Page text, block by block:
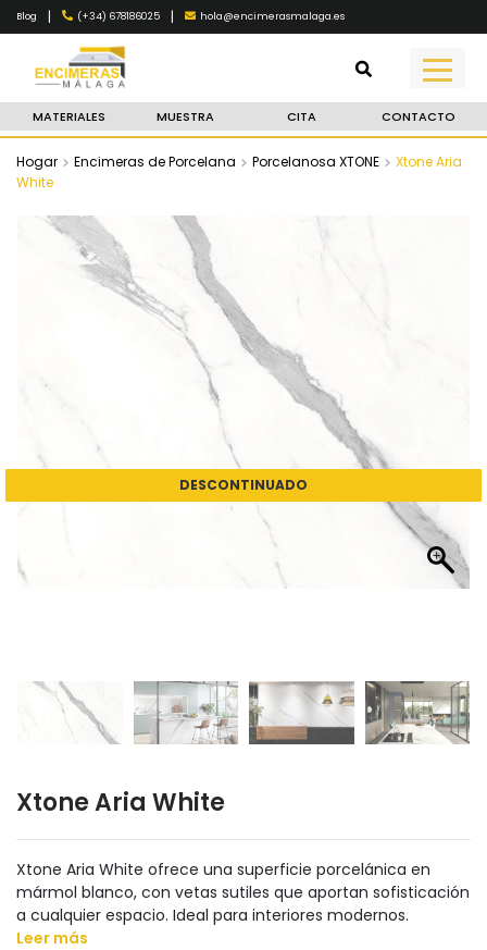
Blog | (+34) 678186025 | hola@encimerasmalaga.es
MATERIALES MUESTRA CITA CONTACTO
Hogar Encimeras de Porcelana Porcelanosa XTONE
Xtone Aria
White
DESCONTINUADO
Xtone Aria White
Xtone Aria White ofrece una superficie porcelánica en
mármol blanco, con vetas sutiles que aportan sofisticación
a cualquier espacio. Ideal para interiores modernos.
Leer más